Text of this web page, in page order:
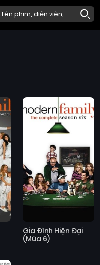
Gia Đình Hiện Đại
(Mùa 6)